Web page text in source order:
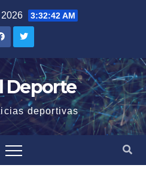
2026 3:32:43 AM
Deporte
deportivas